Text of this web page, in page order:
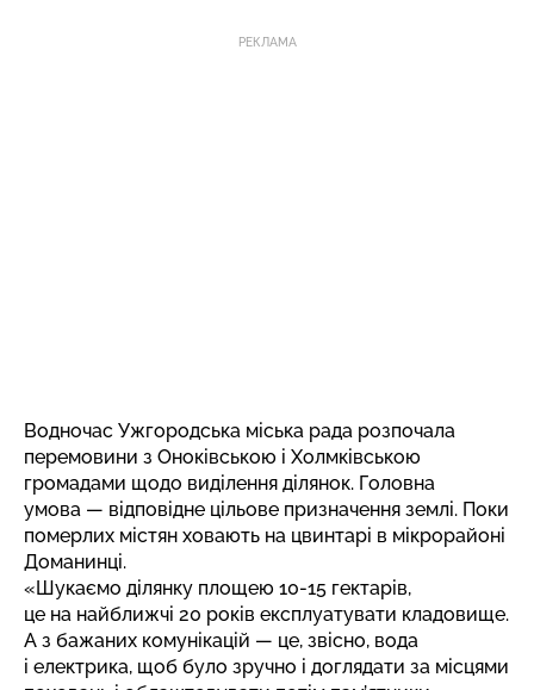
РЕКЛАМА
Водночас Ужгородська міська рада розпочала
перемовини з Оноківською і Холмківською
громадами щодо виділення ділянок. Головна
умова — відповідне цільове призначення землі. Поки
померлих містян ховають на цвинтарі в мікрорайоні
Доманинці.
«Шукаємо ділянку площею 10-15 гектарів,
це на найближчі 20 років експлуатувати кладовище.
А з бажаних комунікацій — це, звісно, вода
і електрика, щоб було зручно і доглядати за місцями